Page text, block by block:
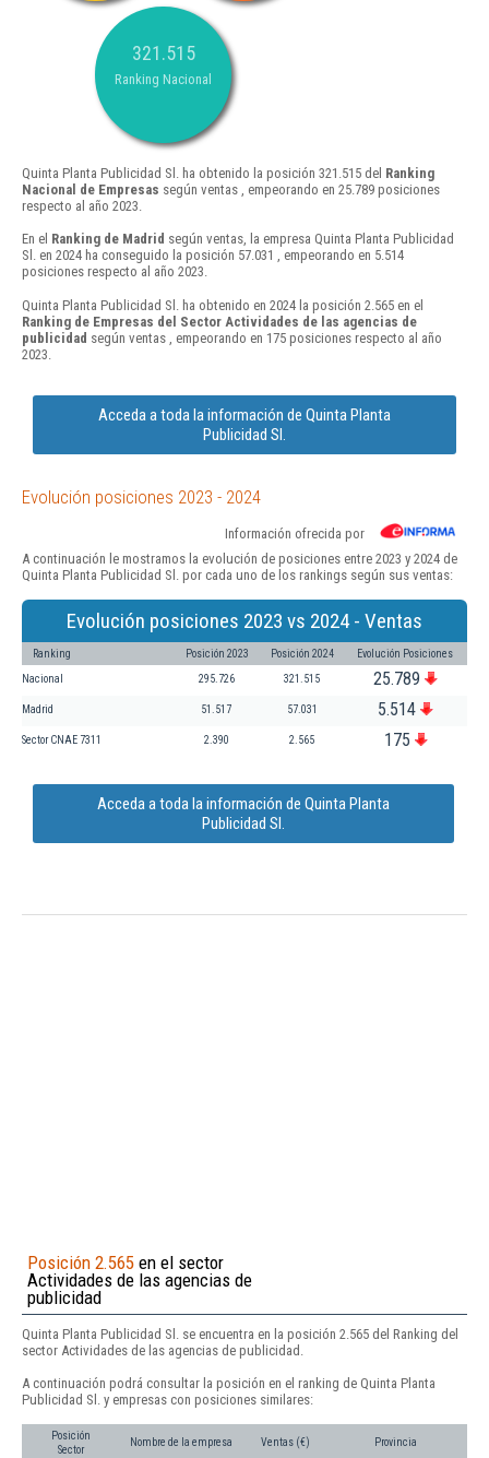
321.515
Ranking Nacional
Quinta Planta Publicidad Sl. ha obtenido la posición 321.515 del Ranking
Nacional de Empresas según ventas , empeorando en 25.789 posiciones
respecto al año 2023.
En el Ranking de Madrid según ventas, la empresa Quinta Planta Publicidad
Sl. en 2024 ha conseguido la posición 57.031 , empeorando en 5.514
posiciones respecto al año 2023.
Quinta Planta Publicidad Sl. ha obtenido en 2024 la posición 2.565 en el
Ranking de Empresas del Sector Actividades de las agencias de
publicidad según ventas , empeorando en 175 posiciones respecto al año
2023.
Acceda a toda la información de Quinta Planta
Publicidad Sl.
Evolución posiciones 2023 - 2024
Información ofrecida por
A continuación le mostramos la evolución de posiciones entre 2023 y 2024 de
Quinta Planta Publicidad Sl. por cada uno de los rankings según sus ventas:
Evolución posiciones 2023 vs 2024 - Ventas
Ranking Posición 2023 Posición 2024 Evolución Posiciones
Nacional 295.726 321.515 25.789
Madrid 51.517 57.031 5.514
Sector CNAE 7311 2.390 2.565 175
Acceda a toda la información de Quinta Planta
Publicidad Sl.
Posición 2.565 en el sector
Actividades de las agencias de
publicidad
Quinta Planta Publicidad Sl. se encuentra en la posición 2.565 del Ranking del
sector Actividades de las agencias de publicidad.
A continuación podrá consultar la posición en el ranking de Quinta Planta
Publicidad Sl. y empresas con posiciones similares:
Posición
Sector
Nombre de la empresa Ventas (€) Provincia